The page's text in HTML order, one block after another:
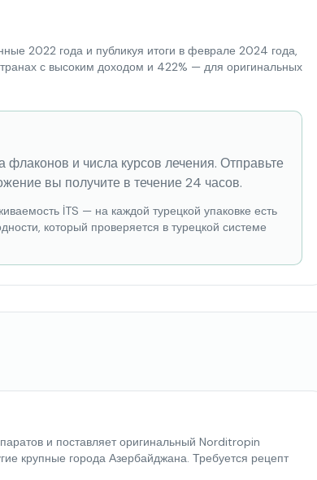
2022 года и публикуя итоги в феврале 2024 года,
с высоким доходом и 422% — для оригинальных
и числа курсов лечения. Отправьте
вы получите в течение 24 часов.
İTS — на каждой турецкой упаковке есть
который проверяется в турецкой системе
и поставляет оригинальный Norditropin
крупные города Азербайджана. Требуется рецепт